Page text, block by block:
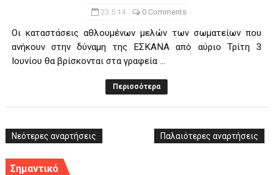
23.5.14 0 Comments
Οι καταστάσεις αθλουμένων μελών των σωματείων που
ανήκουν στην δύναμη της ΕΣΚΑΝΑ από αύριο Τρίτη 3
Ιουνίου θα βρίσκονται στα γραφεία ...
Περισσότερα
Νεότερες αναρτήσεις Παλαιότερες αναρτήσεις
Σημαντικό